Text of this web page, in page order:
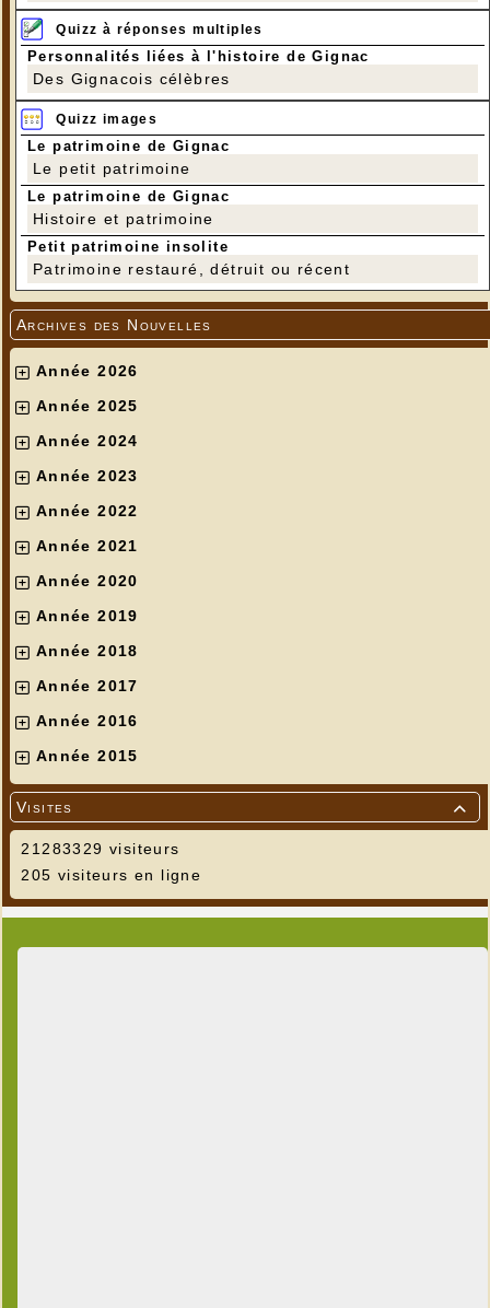
Quizz à réponses multiples
Personnalités liées à l'histoire de Gignac
Des Gignacois célèbres
Quizz images
Le patrimoine de Gignac
Le petit patrimoine
Le patrimoine de Gignac
Histoire et patrimoine
Petit patrimoine insolite
Patrimoine restauré, détruit ou récent
Archives des Nouvelles
Année 2026
Année 2025
Année 2024
Année 2023
Année 2022
Année 2021
Année 2020
Année 2019
Année 2018
Année 2017
Année 2016
Année 2015

Visites
21283329 visiteurs
205 visiteurs en ligne